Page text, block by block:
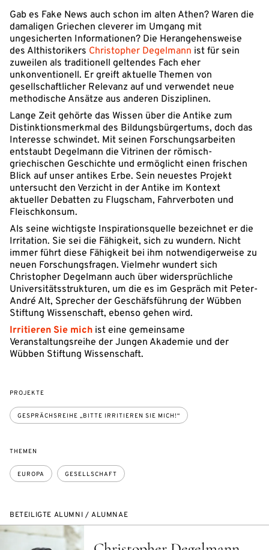
Gab es Fake News auch schon im alten Athen? Waren die
damaligen Griechen cleverer im Umgang mit
ungesicherten Informationen? Die Herangehensweise
des Althistorikers Christopher Degelmann ist für sein
zuweilen als traditionell geltendes Fach eher
unkonventionell. Er greift aktuelle Themen von
gesellschaftlicher Relevanz auf und verwendet neue
methodische Ansätze aus anderen Disziplinen.
Lange Zeit gehörte das Wissen über die Antike zum
Distinktionsmerkmal des Bildungsbürgertums, doch das
Interesse schwindet. Mit seinen Forschungsarbeiten
entstaubt Degelmann die Vitrinen der römisch-
griechischen Geschichte und ermöglicht einen frischen
Blick auf unser antikes Erbe. Sein neuestes Projekt
untersucht den Verzicht in der Antike im Kontext
aktueller Debatten zu Flugscham, Fahrverboten und
Fleischkonsum.
Als seine wichtigste Inspirationsquelle bezeichnet er die
Irritation. Sie sei die Fähigkeit, sich zu wundern. Nicht
immer führt diese Fähigkeit bei ihm notwendigerweise zu
neuen Forschungsfragen. Vielmehr wundert sich
Christopher Degelmann auch über widersprüchliche
Universitätsstrukturen, um die es im Gespräch mit Peter-
André Alt, Sprecher der Geschäfsführung der Wübben
Stiftung Wissenschaft, ebenso gehen wird.
Irritieren Sie mich ist eine gemeinsame
Veranstaltungsreihe der Jungen Akademie und der
Wübben Stiftung Wissenschaft.
PROJEKTE
GESPRÄCHSREIHE „BITTE IRRITIEREN SIE MICH!“
THEMEN
EUROPA GESELLSCHAFT
BETEILIGTE ALUMNI / ALUMNAE